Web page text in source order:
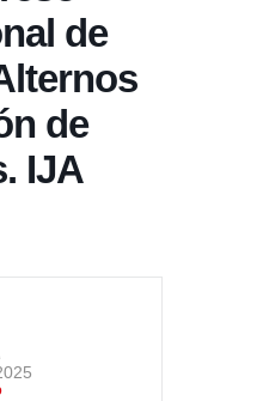
de
de
IJA